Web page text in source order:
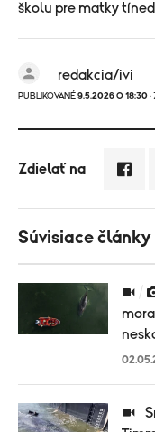
školu pre matky
redakcia/ivi
PUBLIKOVANÉ 9.5.2026 O 18:30 ·
Zdielať na
Súvisiace články